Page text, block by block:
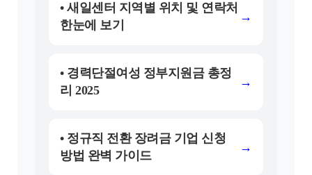
• 새일센터 지역별 위치 및 연락처
한눈에 보기
→
• 경력단절여성 정부지원금 총정
리 2025
→
• 정규직 전환 장려금 기업 신청
방법 완벽 가이드
→